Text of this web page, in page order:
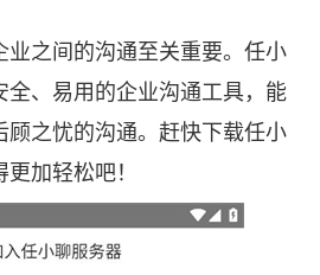
业之间的沟通至关重要。任小
全、易用的企业沟通工具，能
顾之忧的沟通。赶快下载任小
加轻松吧！